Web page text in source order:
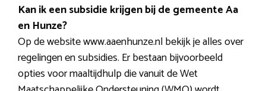
Kan ik een subsidie krijgen bij de gemeente Aa
en Hunze?
Op de website www.aaenhunze.nl bekijk je alles over
regelingen en subsidies. Er bestaan bijvoorbeeld
opties voor maaltijdhulp die vanuit de Wet